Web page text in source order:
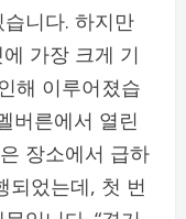
니다. 하지만
가장 크게 기
해 이루어졌습
버른에서 열린
장소에서 급하
되었는데, 첫 번